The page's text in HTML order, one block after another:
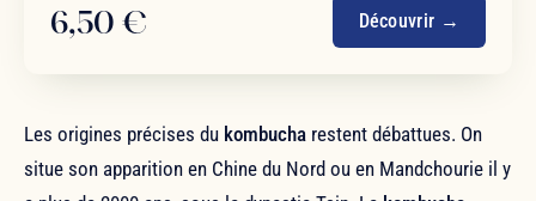
6,50 € Découvrir →
Les origines précises du kombucha restent débattues. On
situe son apparition en Chine du Nord ou en Mandchourie il y